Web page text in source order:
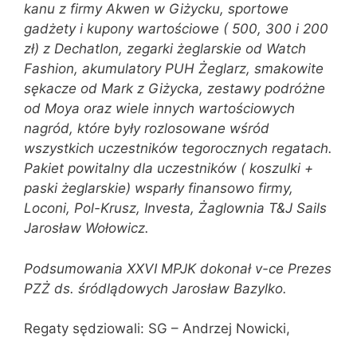
kanu z firmy Akwen w Giżycku, sportowe
gadżety i kupony wartościowe ( 500, 300 i 200
zł) z Dechatlon, zegarki żeglarskie od Watch
Fashion, akumulatory PUH Żeglarz, smakowite
sękacze od Mark z Giżycka, zestawy podróżne
od Moya oraz wiele innych wartościowych
nagród, które były rozlosowane wśród
wszystkich uczestników tegorocznych regatach.
Pakiet powitalny dla uczestników ( koszulki +
paski żeglarskie) wsparły finansowo firmy,
Loconi, Pol-Krusz, Investa, Żaglownia T&J Sails
Jarosław Wołowicz.
Podsumowania XXVI MPJK dokonał v-ce Prezes
PZŻ ds. śródlądowych Jarosław Bazylko.
Regaty sędziowali: SG – Andrzej Nowicki,